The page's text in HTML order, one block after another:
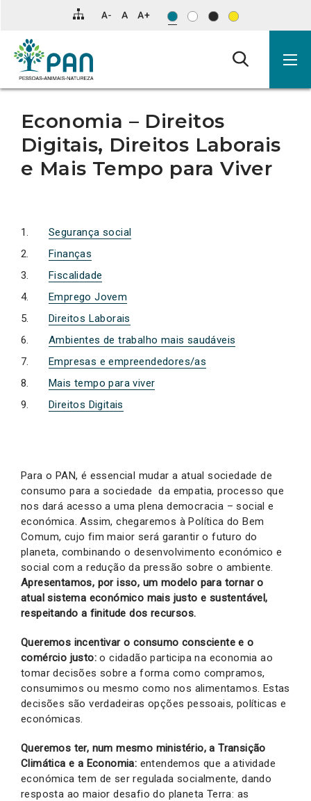
para
conteúdo
principal
da
Economia – Direitos
Digitais, Direitos Laborais
e Mais Tempo para Viver
Segurança social
Finanças
Fiscalidade
Emprego Jovem
Direitos Laborais
Ambientes de trabalho mais saudáveis
Empresas e empreendedores/as
Mais tempo para viver
Direitos Digitais
Para o PAN, é essencial mudar a atual sociedade de
consumo para a sociedade da empatia, processo que
nos dará acesso a uma plena democracia – social e
económica. Assim, chegaremos à Política do Bem
Comum, cujo fim maior será garantir o futuro do
planeta, combinando o desenvolvimento económico e
social com a redução da pressão sobre o ambiente.
Apresentamos, por isso, um modelo para tornar o
atual sistema económico mais justo e sustentável,
respeitando a finitude dos recursos.
Queremos incentivar o consumo consciente e o
comércio justo:o cidadão participa na economia ao
tomar decisões sobre a forma como compramos,
consumimos ou mesmo como nos alimentamos. Estas
decisões são verdadeiras opções pessoais, políticas e
económicas.
Queremos ter, num mesmo ministério, a Transição
Climática e a Economia: entendemos que a atividade
económica tem de ser regulada socialmente, dando
resposta ao maior desafio do planeta Terra: as